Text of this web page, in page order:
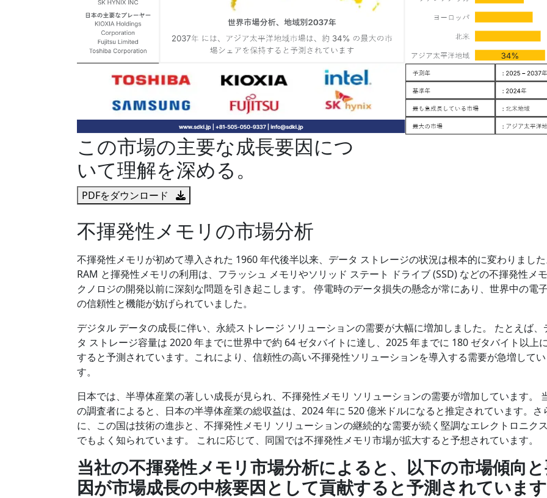
この市場の主要な成長要因につ
いて理解を深める。
PDFをダウンロード
不揮発性メモリの市場分析
不揮発性メモリが初めて導入された 1960 年代後半以来、データ ストレージの状況は根本的に変わりまし
RAM と揮発性メモリの利用は、フラッシュ メモリやソリッド ステート ドライブ (SSD) などの不揮発性メ
クノロジの開発以前に深刻な問題を引き起こします。 停電時のデータ損失の懸念が常にあり、世界中の電
の信頼性と機能が妨げられていました。
デジタル データの成長に伴い、永続ストレージ ソリューションの需要が大幅に増加しました。 たとえば、
タ ストレージ容量は 2020 年までに世界中で約 64 ゼタバイトに達し、2025 年までに 180 ゼタバイト以上
すると予測されています。これにより、信頼性の高い不揮発性ソリューションを導入する需要が急増して
す。
日本では、半導体産業の著しい成長が見られ、不揮発性メモリ ソリューションの需要が増加しています。
の調査者によると、日本の半導体産業の総収益は、2024 年に 520 億米ドルになると推定されています。さ
に、この国は技術の進歩と、不揮発性メモリ ソリューションの継続的な需要が続く堅調なエレクトロニク
でもよく知られています。 これに応じて、同国では不揮発性メモリ市場が拡大すると予想されています。
当社の不揮発性メモリ市場分析によると、以下の市場傾向
因が市場成長の中核要因として貢献すると予測されています